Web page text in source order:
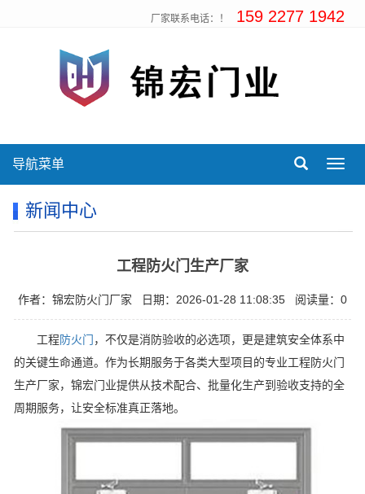
厂家联系电话：！ 159 2277 1942
导航菜单
新闻中心
工程防火门生产厂家
作者：锦宏防火门厂家 日期：2026-01-28 11:08:35 阅读量：0
工程防火门 ，不仅是消防验收的必选项，更是建筑安全体系中
的关键生命通道。作为长期服务于各类大型项目的专业工程防火门
生产厂家，锦宏门业提供从技术配合、批量化生产到验收支持的全
周期服务，让安全标准真正落地。